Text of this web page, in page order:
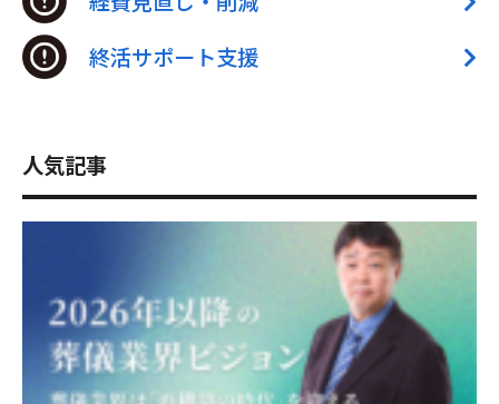
終活サポート支援
人気記事